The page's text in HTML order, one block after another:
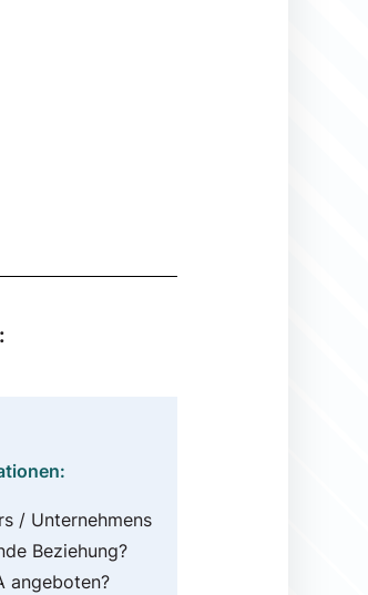
/ Unternehmens
Beziehung?
angeboten?